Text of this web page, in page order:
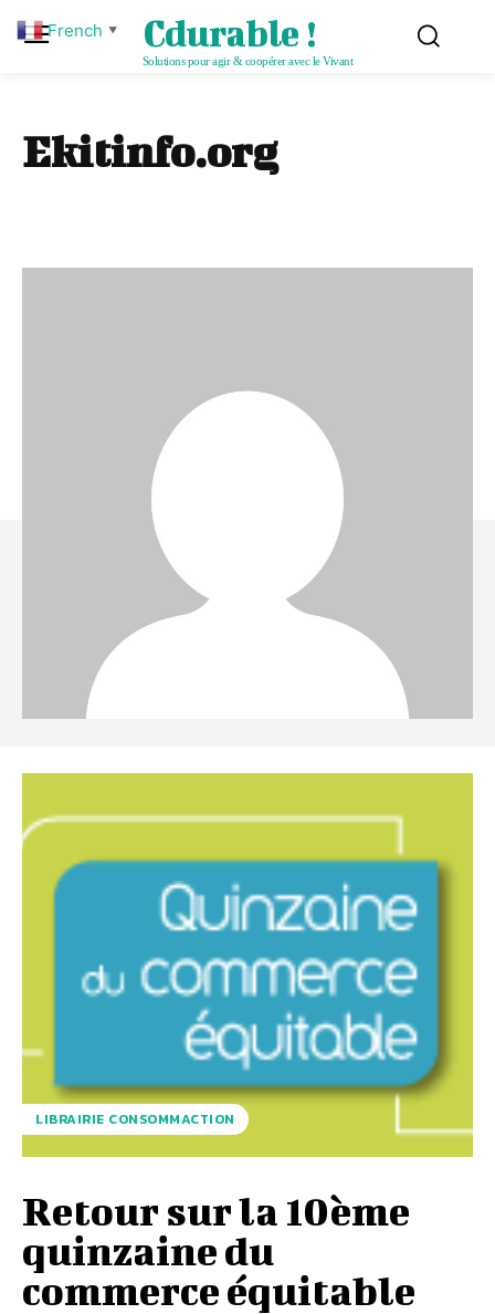
Cdurable !
Solutions pour agir & coopérer avec le Vivant
Ekitinfo.org
LIBRAIRIE CONSOMMACTION
Retour sur la 10ème
quinzaine du
commerce équitable
French ▼